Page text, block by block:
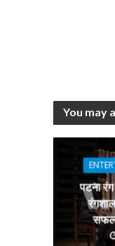
You may
पटना